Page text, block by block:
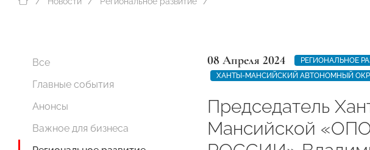
Все
Главные события
Анонсы
Важное для бизнеса
08 Апреля 2024
РЕГИОНАЛЬНОЕ
ХАНТЫ-МАНСИЙСКИЙ АВТОНОМНЫЙ
Председатель
Мансийской